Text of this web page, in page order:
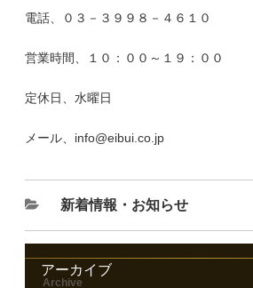
電話、０３－３９９８－４６１０
営業時間、１０：００～１９：００
定休日、水曜日
メール、info@eibui.co.jp
新着情報・お知らせ
アーカイブ